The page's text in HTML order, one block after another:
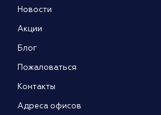
Новости
Акции
Блог
Пожаловаться
Контакты
Адреса офисов